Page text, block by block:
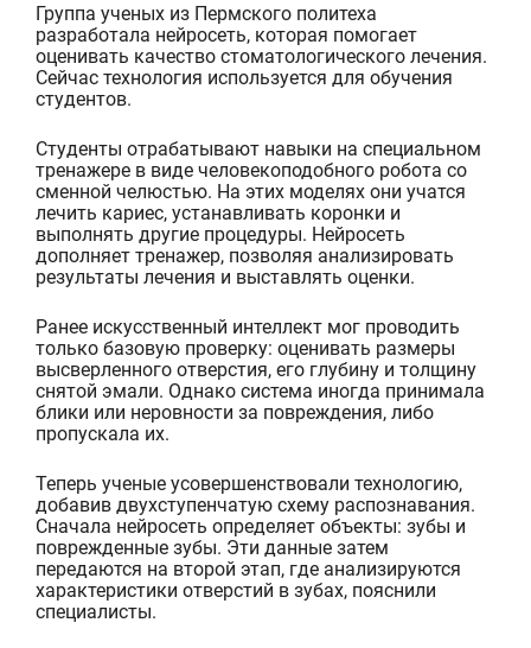
Группа ученых из Пермского политеха
разработала нейросеть, которая помогает
оценивать качество стоматологического лечения.
Сейчас технология используется для обучения
студентов.
Студенты отрабатывают навыки на специальном
тренажере в виде человекоподобного робота со
сменной челюстью. На этих моделях они учатся
лечить кариес, устанавливать коронки и
выполнять другие процедуры. Нейросеть
дополняет тренажер, позволяя анализировать
результаты лечения и выставлять оценки.
Ранее искусственный интеллект мог проводить
только базовую проверку: оценивать размеры
высверленного отверстия, его глубину и толщину
снятой эмали. Однако система иногда принимала
блики или неровности за повреждения, либо
пропускала их.
Теперь ученые усовершенствовали технологию,
добавив двухступенчатую схему распознавания.
Сначала нейросеть определяет объекты: зубы и
поврежденные зубы. Эти данные затем
передаются на второй этап, где анализируются
характеристики отверстий в зубах, пояснили
специалисты.